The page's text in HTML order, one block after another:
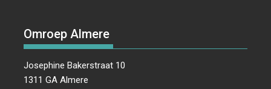
Omroep Almere
Josephine Bakerstraat 10
1311 GA Almere